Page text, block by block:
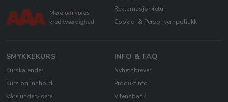
Reklamasjon/retur
Cookie- & Personvernpolitikk
SMYKKEKURS
Kurskalender
Kurs og innhold
Våre undervisere
INFO & FAQ
Nyhetsbrever
Produktinfo
Vitensbank